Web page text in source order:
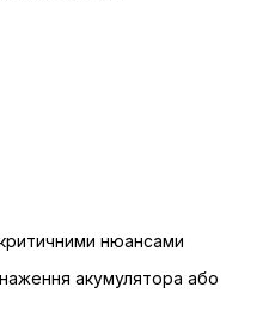
нюансами
акумулятора або